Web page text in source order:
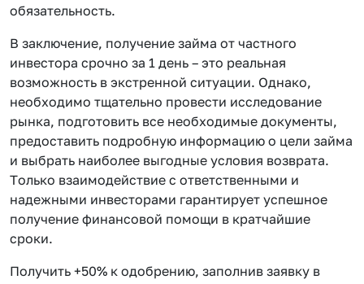
обязательность.
В заключение, получение займа от частного
инвестора срочно за 1 день – это реальная
возможность в экстренной ситуации. Однако,
необходимо тщательно провести исследование
рынка, подготовить все необходимые документы,
предоставить подробную информацию о цели займа
и выбрать наиболее выгодные условия возврата.
Только взаимодействие с ответственными и
надежными инвесторами гарантирует успешное
получение финансовой помощи в кратчайшие
сроки.
Получить +50% к одобрению, заполнив заявку в